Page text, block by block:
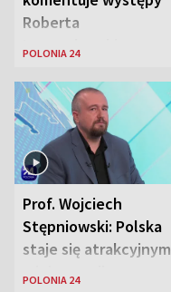
Roberta
Lewandowskiego w
Zjednoczonych
POLONIA 24
Prof. Wojciech
Stępniowski: Polska
staje się atrakcyjnym
POLONIA 24